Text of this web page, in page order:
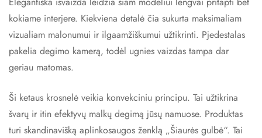
kokiame interjere. Kiekviena detalė čia sukurta maksimaliam
vizualiam malonumui ir ilgaamžiškumui užtikrinti. Pjedestalas
pakelia degimo kamerą, todėl ugnies vaizdas tampa dar
geriau matomas.
Ši ketaus krosnelė veikia konvekciniu principu. Tai užtikrina
švarų ir itin efektyvų malkų degimą jūsų namuose. Produktas
turi skandinavišką aplinkosaugos ženklą „Šiaurės gulbė“. Tai